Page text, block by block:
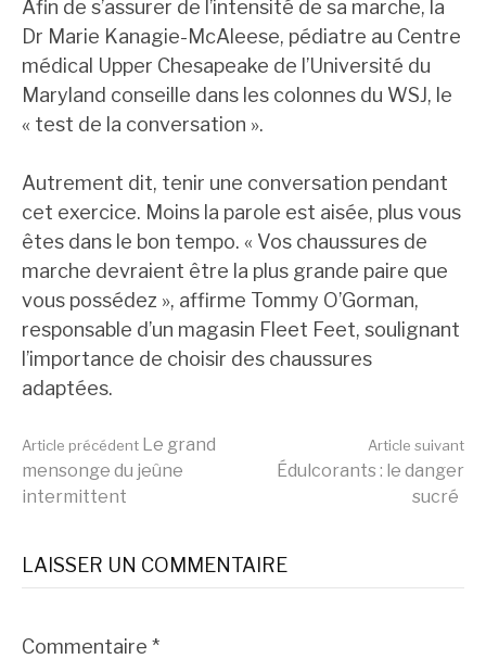
Afin de s’assurer de l’intensité de sa marche, la
Dr Marie Kanagie-McAleese, pédiatre au Centre
médical Upper Chesapeake de l’Université du
Maryland conseille dans les colonnes du WSJ, le
« test de la conversation ».
Autrement dit, tenir une conversation pendant
cet exercice. Moins la parole est aisée, plus vous
êtes dans le bon tempo. « Vos chaussures de
marche devraient être la plus grande paire que
vous possédez », affirme Tommy O’Gorman,
responsable d’un magasin Fleet Feet, soulignant
l’importance de choisir des chaussures
adaptées.
Lire
suite
Article précédent Le grand
mensonge du jeûne
intermittent
Article suivant
Édulcorants : le danger
sucré
LAISSER UN COMMENTAIRE
Commentaire *